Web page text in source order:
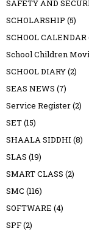
SAFETY AND
SCHOLARSHIP (5)
SCHOOL CALENDAR
School Children
SCHOOL DIARY(2)
SEAS NEWS (7)
Service Register(2)
SET(15)
SHAALA SIDDHI (8)
SLAS (19)
SMART CLASS (2)
SMC (116)
SOFTWARE (4)
SPF(2)